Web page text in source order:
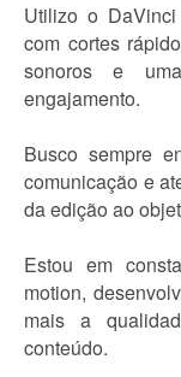
Utilizo o
com cortes
sonoros e
engajamento.
Busco sempre
comunicação e
da edição ao
Estou em
motion,
mais a
conteúdo.